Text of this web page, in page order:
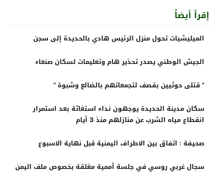
إقرأ أيضاً
الميليشيات تحول منزل الرئيس هادي بالحديدة إلى سجن
الجيش الوطني يصدر تحذير هام وتعليمات لسكان صنعاء
” قتلى حوثيين بقصف لتجمعاتهم بالضالع وشبوة “
سكان مدينة الحديدة يوجهون نداء استغاثة بعد استمرار
انقطاع مياه الشرب عن منازلهم منذ 3 أيام
صحيفة : اتفاق بين الاطراف اليمنية قبل نهاية الاسبوع
سجال غربي روسي في جلسة أممية مغلقة بخصوص ملف اليمن